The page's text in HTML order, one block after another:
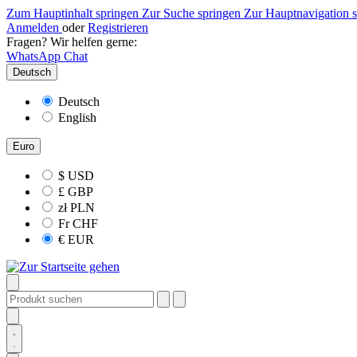
Zum Hauptinhalt springen Zur Suche springen Zur Hauptnavigation
Anmelden oder Registrieren
Fragen? Wir helfen gerne:
WhatsApp Chat
Deutsch
Deutsch
English
Euro
$ USD
£ GBP
złPLN
FrCHF
€ EUR